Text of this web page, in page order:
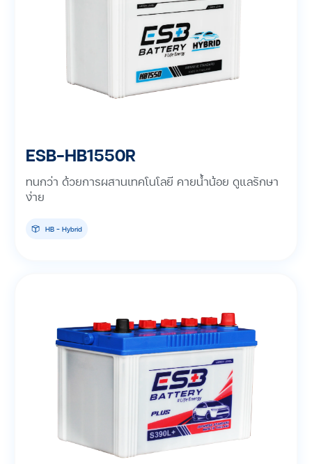
ESB-HB1550R
ทนกว่า ด้วยการผสานเทคโนโลยี คายน้ำน้อย ดูแลรักษา
ง่าย
HB - Hybrid